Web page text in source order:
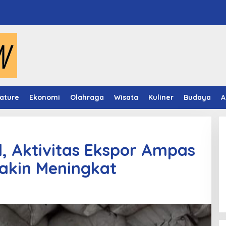
Ekonomi Olahraga Wisata Kuliner Budaya
Aktivitas Ekspor Ampas
MeningkatPanduan Pasang Pelapis Anti
Bocor Kolam Air Mancur